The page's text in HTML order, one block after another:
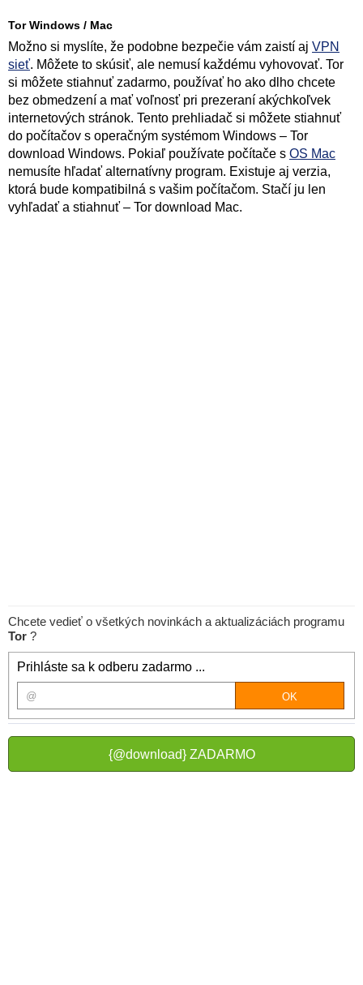
Tor Windows / Mac
Možno si myslíte, že podobne bezpečie vám zaistí aj VPN
sieť. Môžete to skúsiť, ale nemusí každému vyhovovať. Tor
si môžete stiahnuť zadarmo, používať ho ako dlho chcete
bez obmedzení a mať voľnosť pri prezeraní akýchkoľvek
internetových stránok. Tento prehliadač si môžete stiahnuť
do počítačov s operačným systémom Windows – Tor
download Windows. Pokiaľ používate počítače s OS Mac
nemusíte hľadať alternatívny program. Existuje aj verzia,
ktorá bude kompatibilná s vašim počítačom. Stačí ju len
vyhľadať a stiahnuť – Tor download Mac.
Chcete vedieť o všetkých novinkách a aktualizáciách programu
Tor ?
Prihláste sa k odberu zadarmo ...
{@download} ZADARMO